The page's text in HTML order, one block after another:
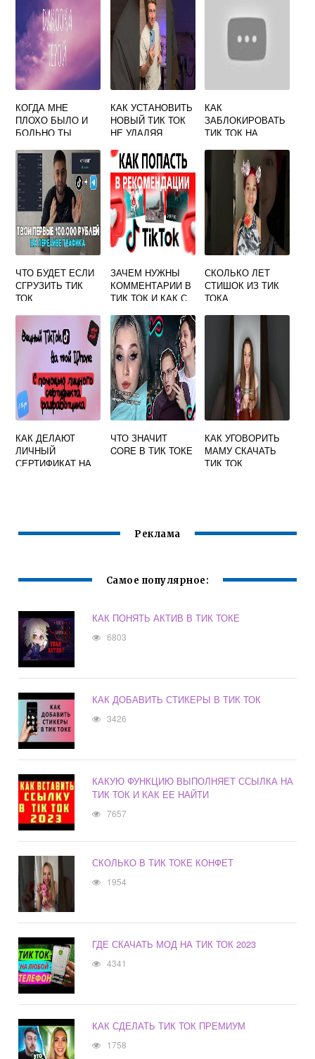
КОГДА МНЕ
ПЛОХО БЫЛО И
БОЛЬНО ТЫ
ГЕРОЙ ИЗ ТИК
ТОКА
КАК УСТАНОВИТЬ
НОВЫЙ ТИК ТОК
НЕ УДАЛЯЯ
КАК
ЗАБЛОКИРОВАТЬ
ТИК ТОК НА
ЧТО БУДЕТ ЕСЛИ
СГРУЗИТЬ ТИК
ТОК
ЗАЧЕМ НУЖНЫ
КОММЕНТАРИИ В
ТИК ТОК И КАК С
СКОЛЬКО ЛЕТ
СТИШОК ИЗ ТИК
ТОКА
КАК ДЕЛАЮТ
ЛИЧНЫЙ
СЕРТИФИКАТ НА
ЧТО ЗНАЧИТ
CORE В ТИК ТОКЕ
КАК УГОВОРИТЬ
МАМУ СКАЧАТЬ
ТИК ТОК
Реклама
Самое популярное:
КАК ПОНЯТЬ АКТИВ В ТИК ТОКЕ
6803
КАК ДОБАВИТЬ СТИКЕРЫ В ТИК ТОК
3426
КАКУЮ ФУНКЦИЮ ВЫПОЛНЯЕТ ССЫЛКА НА
ТИК ТОК И КАК ЕЕ НАЙТИ
7657
СКОЛЬКО В ТИК ТОКЕ КОНФЕТ
1954
ГДЕ СКАЧАТЬ МОД НА ТИК ТОК 2023
4341
КАК СДЕЛАТЬ ТИК ТОК ПРЕМИУМ
1758